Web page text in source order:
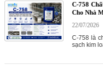
C-758
Cho Nhà
22/07/2026
C-758 là
sạch kim